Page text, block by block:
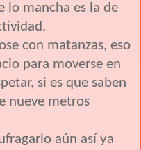
lo mancha es la de
con matanzas, eso
para moverse en
si es que saben
nueve metros
aún así ya